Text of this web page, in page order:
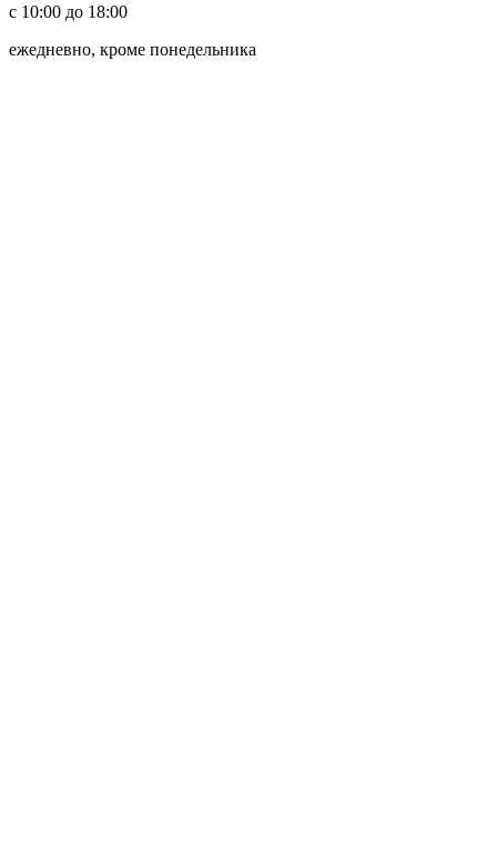
с 10:00 до 18:00
ежедневно, кроме понедельника